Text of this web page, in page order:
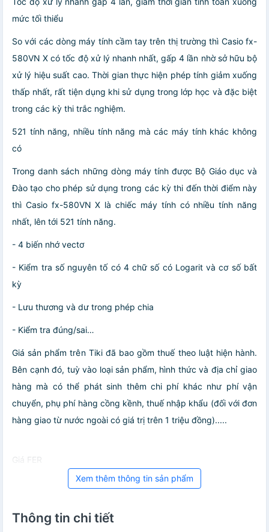
mức tối thiểu
So với các dòng máy tính cầm tay trên thị trường thì Casio fx-
580VN X có tốc độ xử lý nhanh nhất, gấp 4 lần nhờ sở hữu bộ
xử lý hiệu suất cao. Thời gian thực hiện phép tính giảm xuống
thấp nhất, rất tiện dụng khi sử dụng trong lớp học và đặc biệt
trong các kỳ thi trắc nghiệm.
521 tính năng, nhiều tính năng mà các máy tính khác không
có
Trong danh sách những dòng máy tính được Bộ Giáo dục và
Đào tạo cho phép sử dụng trong các kỳ thi đến thời điểm này
thì Casio fx-580VN X là chiếc máy tính có nhiều tính năng
nhất, lên tới 521 tính năng.
- 4 biến nhớ vectơ
- Kiểm tra số nguyên tố có 4 chữ số có Logarit và cơ số bất
kỳ
- Lưu thương và dư trong phép chia
- Kiểm tra đúng/sai…
Giá sản phẩm trên Tiki đã bao gồm thuế theo luật hiện hành.
Bên cạnh đó, tuỳ vào loại sản phẩm, hình thức và địa chỉ giao
hàng mà có thể phát sinh thêm chi phí khác như phí vận
chuyển, phụ phí hàng cồng kềnh, thuế nhập khẩu (đối với đơn
hàng giao từ nước ngoài có giá trị trên 1 triệu đồng).....
Giá FER
Xem thêm thông tin sản phẩm
Thông tin chi tiết